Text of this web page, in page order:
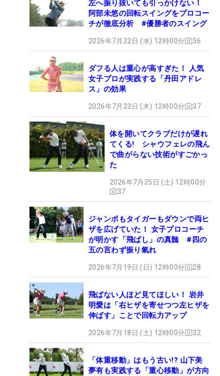
左へ振り抜いても引っかけない！
阿部未悠の回転スイングをプロコー
チが徹底分析 #優勝者のスイング
2026年7月22日 (水) 12時00分 36
ダフる人は重心が高すぎた！ 人気
女子プロが実践する「丹田アドレ
ス」の効果
2026年7月23日 (木) 12時00分 37
体を開いてクラブだけが遅れ
てくる! シャウフェレの飛ん
で曲がらない技術がすごかっ
た
2026年7月25日 (土) 12時00分
37
ジャンボもタイガーもダウンで両ヒ
ザを広げていた！ 女子プロコーチ
が明かす「飛ばし」の真髄 #四の
五の言わず振り氣れ
2026年7月19日 (日) 12時00分 28
飛ばない人ほど見てほしい！ 岩井
明愛は「右ヒザを寄せつつ左ヒザを
伸ばす」ことで回転力アップ
2026年7月18日 (土) 12時00分 32
「体重移動」はもう古い!? 山下美
夢有も実践する「重心移動」が方向